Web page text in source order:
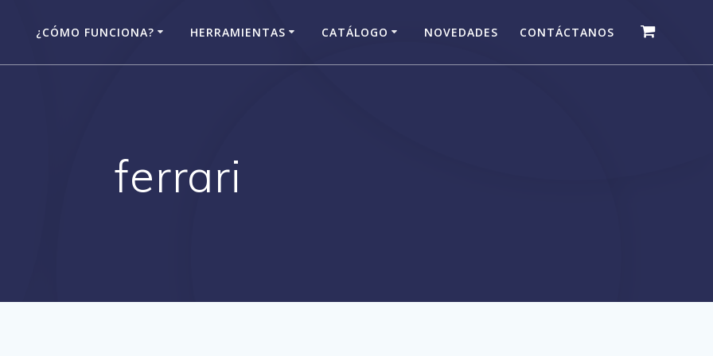
¿CÓMO FUNCIONA? HERRAMIENTAS CATÁLOGO NOVEDADES CONTÁCTANOS
ferrari